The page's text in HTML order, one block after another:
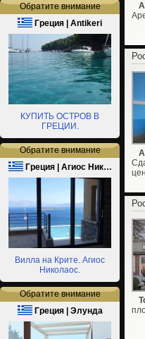
Обратите внимание
Греция | Antikeri
КУПИТЬ ОСТРОВ В
ГРЕЦИИ.
Обратите внимание
Греция | Агиос Ник…
Вилла на Крите. Агиос
Николаос.
Обратите внимание
Греция | Элунда